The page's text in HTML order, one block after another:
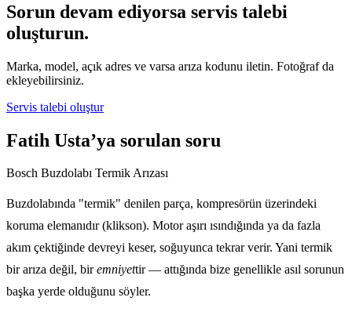
Sorun devam ediyorsa servis talebi
oluşturun.
Marka, model, açık adres ve varsa arıza kodunu iletin. Fotoğraf da
ekleyebilirsiniz.
Servis talebi oluştur
Fatih Usta’ya sorulan soru
Bosch Buzdolabı Termik Arızası
Buzdolabında "termik" denilen parça, kompresörün üzerindeki
koruma elemanıdır (klikson). Motor aşırı ısındığında ya da fazla
akım çektiğinde devreyi keser, soğuyunca tekrar verir. Yani termik
bir arıza değil, biremniyettir — attığında bize genellikle asıl sorunun
başka yerde olduğunu söyler.